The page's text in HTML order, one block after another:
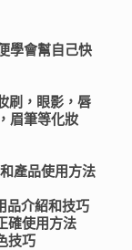
學會幫自己快
刷，眼影，唇
眉筆等化妝
產品使用方法
品介紹和技巧
確使用方法
技巧